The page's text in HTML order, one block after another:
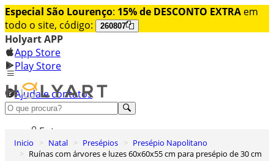
Especial São Lourenço: 15% de DESCONTO EXTRA em
todo o site, código:
260807
Holyart APP
App Store
Play Store
Ajuda e contatos
Conheça premium
Entrar
Lista de Desejos
Inicio Natal Presépios
Presépio Napolitano
Ruínas com árvores e luzes 60x60x55 cm para presépio de 30 cm